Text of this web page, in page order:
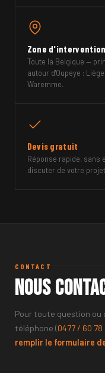
Zone d'intervention
Toute la Belgique —
autour d'Oupeye :
Waremme.
Devis gratuit
Réponse rapide, sans
discuter de votre
CONTACT
Nous
Pour toute question ou
téléphone (0477 / 60 78
remplir le formulaire